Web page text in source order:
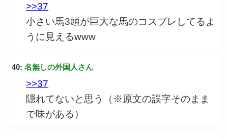
>>37
小さい馬3頭が巨大な馬のコスプレしてるよ
うに見えるwww
40: 名無しの外国人さん
>>37
隠れてないと思う（※原文の誤字そのまま
で味がある）